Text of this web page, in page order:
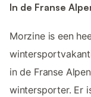
In de Franse
Morzine is een
in de Franse
wintersporter. Er